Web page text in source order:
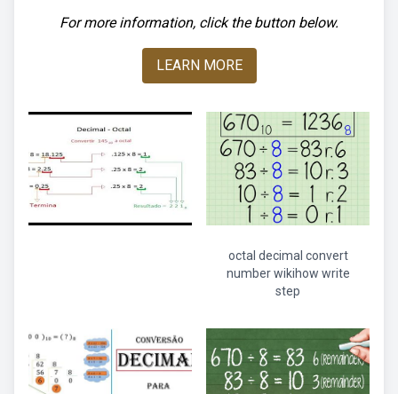
For more information, click the button below.
LEARN MORE
octal decimal convert
number wikihow write
step